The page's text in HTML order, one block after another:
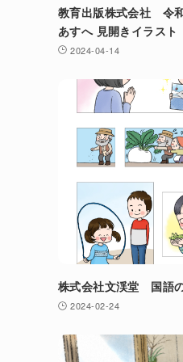
教育出版株式会社 令
あすへ 見開きイラスト
2024-04-14
株式会社文渓堂 国語
2024-02-24